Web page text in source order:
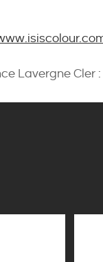
Lavergne Cler :